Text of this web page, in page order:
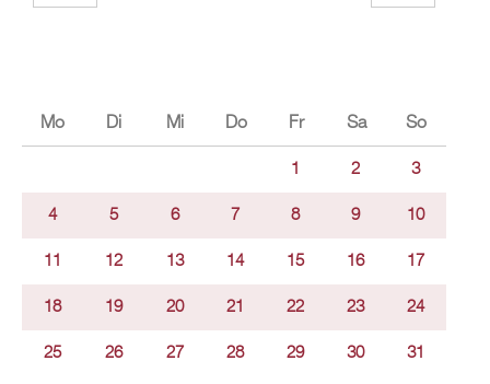
Mo Di Mi Do Fr Sa So
1 2 3
4 5 6 7 8 9 10
11 12 13 14 15 16 17
18 19 20 21 22 23 24
25 26 27 28 29 30 31